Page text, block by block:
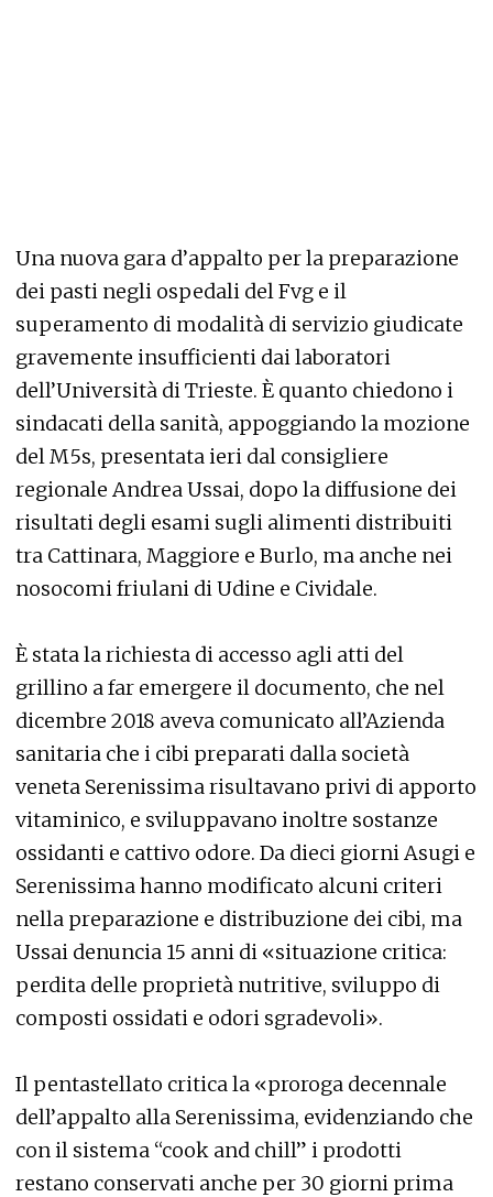
Una nuova gara d’appalto per la preparazione
dei pasti negli ospedali del Fvg e il
superamento di modalità di servizio giudicate
gravemente insufficienti dai laboratori
dell’Università di Trieste. È quanto chiedono i
sindacati della sanità, appoggiando la mozione
del M5s, presentata ieri dal consigliere
regionale Andrea Ussai, dopo la diffusione dei
risultati degli esami sugli alimenti distribuiti
tra Cattinara, Maggiore e Burlo, ma anche nei
nosocomi friulani di Udine e Cividale.
È stata la richiesta di accesso agli atti del
grillino a far emergere il documento, che nel
dicembre 2018 aveva comunicato all’Azienda
sanitaria che i cibi preparati dalla società
veneta Serenissima risultavano privi di apporto
vitaminico, e sviluppavano inoltre sostanze
ossidanti e cattivo odore. Da dieci giorni Asugi e
Serenissima hanno modificato alcuni criteri
nella preparazione e distribuzione dei cibi, ma
Ussai denuncia 15 anni di «situazione critica:
perdita delle proprietà nutritive, sviluppo di
composti ossidati e odori sgradevoli».
Il pentastellato critica la «proroga decennale
dell’appalto alla Serenissima, evidenziando che
con il sistema “cook and chill” i prodotti
restano conservati anche per 30 giorni prima